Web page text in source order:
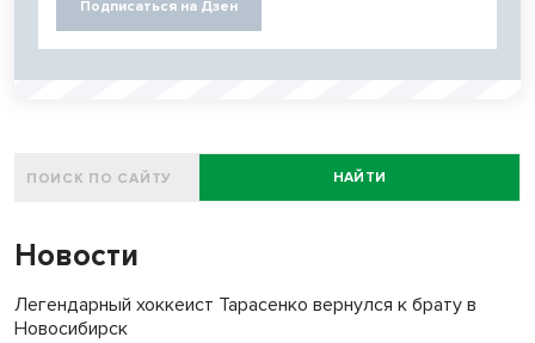
Подписаться на Дзен
НАЙТИ
Новости
Легендарный хоккеист Тарасенко вернулся к брату в
Новосибирск